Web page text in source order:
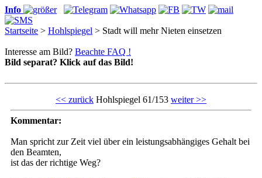
Info
Startseite > Hohlspiegel > Stadt will mehr Nieten einsetzen
Interesse am Bild? Beachte FAQ !
Bild separat? Klick auf das Bild!
<< zurück Hohlspiegel 61/153 weiter >>
Kommentar:
Man spricht zur Zeit viel über ein leistungsabhängiges Gehalt bei
den Beamten,
ist das der richtige Weg?